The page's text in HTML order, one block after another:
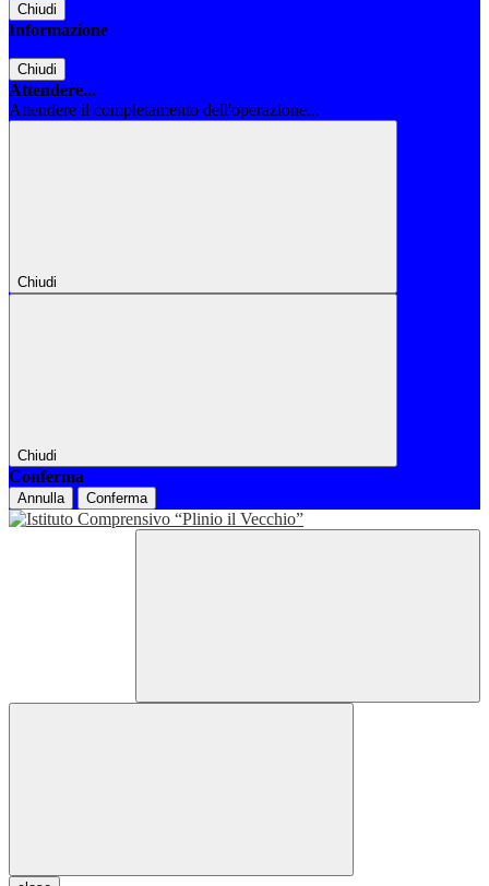
Chiudi
Informazione
Chiudi
Attendere...
Attendere il completamento dell'operazione...
Chiudi
Chiudi
Conferma
Annulla Conferma